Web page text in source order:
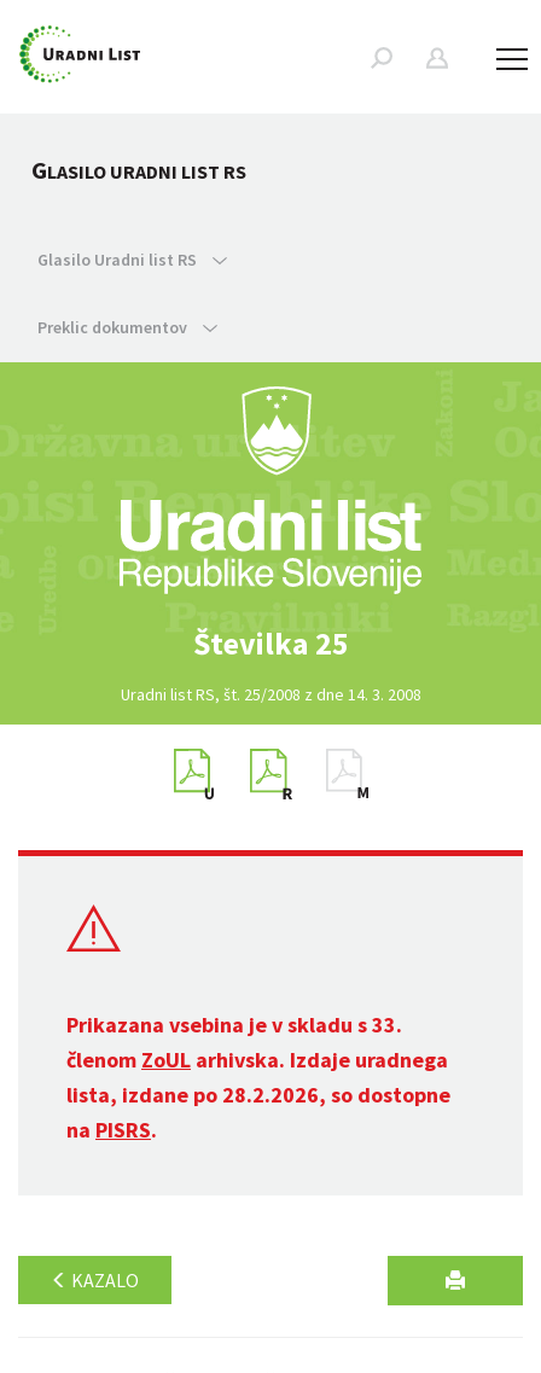
GLASILO URADNI LIST RS
Glasilo Uradni list RS
Preklic dokumentov
Številka 25
Uradni list RS, št. 25/2008 z dne 14. 3. 2008
Prikazana vsebina je v skladu s 33.
členom ZoUL arhivska. Izdaje uradnega
lista, izdane po 28.2.2026, so dostopne
na PISRS.
KAZALO